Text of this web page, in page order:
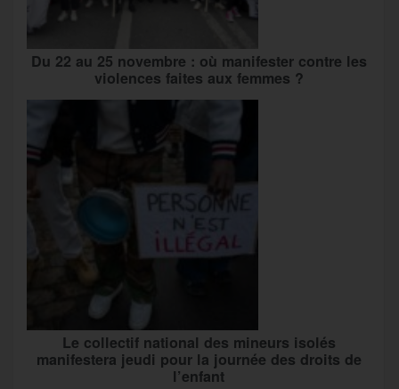
Du 22 au 25 novembre : où manifester contre les
violences faites aux femmes ?
Le collectif national des mineurs isolés
manifestera jeudi pour la journée des droits de
l’enfant